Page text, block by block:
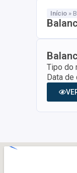
Início »
Tipo do
Data